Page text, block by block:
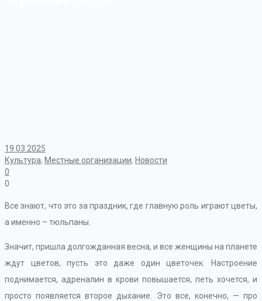
19.03.2025
Культура, Местные организации, Новости
0
0
Все знают, что это за праздник, где главную роль играют цветы,
а именно – тюльпаны.
Значит, пришла долгожданная весна, и все женщины на планете
ждут цветов, пусть это даже один цветочек. Настроение
поднимается, адреналин в крови повышается, петь хочется, и
просто появляется второе дыхание. Это все, конечно, — про